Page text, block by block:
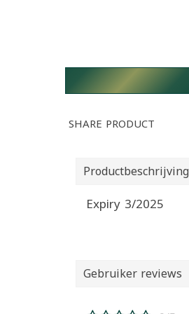
SHARE PRODUCT
Productbeschrijving
Expiry 3/2025
Gebruiker reviews